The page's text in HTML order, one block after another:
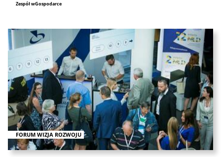
Zespół wGospodarce
FORUM WIZJA ROZWOJU